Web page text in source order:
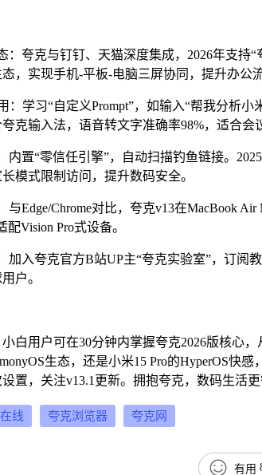
：夸克与钉钉、天猫深度集成，2026年支持
，实现手机-平板-电脑三屏协同，提升办公
：学习“自定义Prompt”，如输入“帮我分析小
克输入法，语音转文字准确率98%，适合会
内置“零信任引擎”，自动扫描钓鱼链接。
模式限制访问，提升数码安全。
与Edge/Chrome对比，夸克v13在MacBook
Vision Pro式设备。
加入夸克官方B站UP主“夸克实验室”，订阅
户。
白用户可在30分钟内掌握夸克2026版核心
生态，还是小米15 Pro的HyperOS快
置，关注v13.1更新。拥抱夸克，数码生活更
线 夸克浏览器 夸克网
有用